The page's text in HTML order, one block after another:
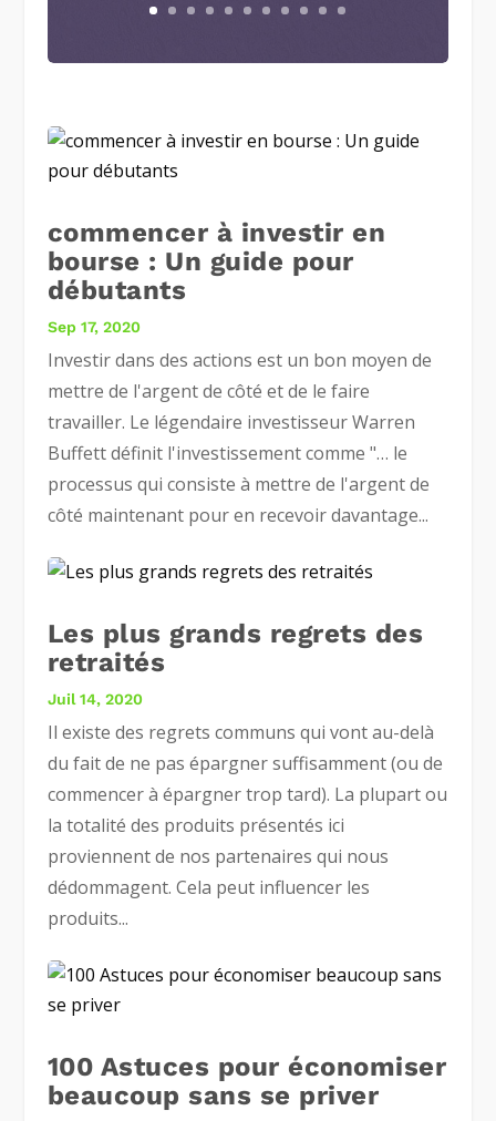
commencer à investir en
bourse : Un guide pour
débutants
Sep 17, 2020
Investir dans des actions est un bon moyen de
mettre de l'argent de côté et de le faire
travailler. Le légendaire investisseur Warren
Buffett définit l'investissement comme "… le
processus qui consiste à mettre de l'argent de
côté maintenant pour en recevoir davantage...
Les plus grands regrets des
retraités
Juil 14, 2020
Il existe des regrets communs qui vont au-delà
du fait de ne pas épargner suffisamment (ou de
commencer à épargner trop tard). La plupart ou
la totalité des produits présentés ici
proviennent de nos partenaires qui nous
dédommagent. Cela peut influencer les
produits...
100 Astuces pour économiser
beaucoup sans se priver